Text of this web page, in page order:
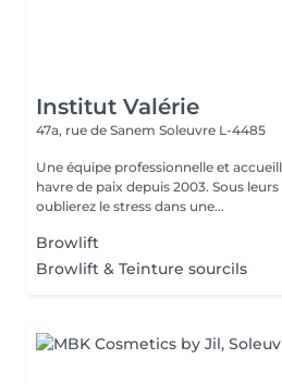
Institut Valérie
47a, rue de Sanem Soleuvre L-4485
Une équipe professionnelle et
havre de paix depuis 2003. Sous
oublierez le stress dans une...
Browlift
Browlift & Teinture sourcils